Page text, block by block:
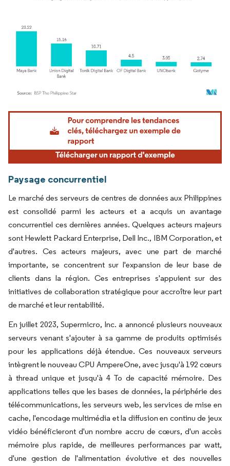
Image © Mordor Intelligence. La réutilisation nécessite une attribution sous CC BY
Paysage concurrentiel
Le marché des serveurs de centres de données aux Philippines
est consolidé parmi les acteurs et a acquis un avantage
concurrentiel ces dernières années. Quelques acteurs majeurs
sont Hewlett Packard Enterprise, Dell Inc., IBM Corporation, et
d'autres. Ces acteurs majeurs, avec une part de marché
importante, se concentrent sur l'expansion de leur base de
clients dans la région. Ces entreprises s'appuient sur des
initiatives de collaboration stratégique pour accroître leur part
de marché et leur rentabilité.
En juillet 2023, Supermicro, Inc. a annoncé plusieurs nouveaux
serveurs venant s'ajouter à sa gamme de produits optimisés
pour les applications déjà étendue. Ces nouveaux serveurs
intègrent le nouveau CPU AmpereOne, avec jusqu'à 192 cœurs
à thread unique et jusqu'à 4 To de capacité mémoire. Des
applications telles que les bases de données, la périphérie des
télécommunications, les serveurs web, les services de mise en
cache, l'encodage multimédia et la diffusion en continu de jeux
vidéo bénéficieront d'un nombre accru de cœurs, d'un accès
mémoire plus rapide, de meilleures performances par watt,
d'une gestion de l'alimentation évolutive et des nouvelles